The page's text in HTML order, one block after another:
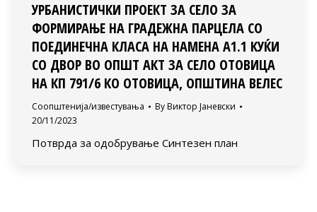
УРБАНИСТИЧКИ ПРОЕКТ ЗА СЕЛО ЗА
ФОРМИРАЊЕ НА ГРАДЕЖНА ПАРЦЕЛА СО
ПОЕДИНЕЧНА КЛАСА НА НАМЕНА А1.1 КУЌИ
СО ДВОР ВО ОПШТ АКТ ЗА СЕЛО ОТОВИЦА
НА КП 791/6 КО ОТОВИЦА, ОПШТИНА ВЕЛЕС
Соопштенија/известувања By Виктор Јаневски
20/11/2023
Потврда за одобрување Синтезен план